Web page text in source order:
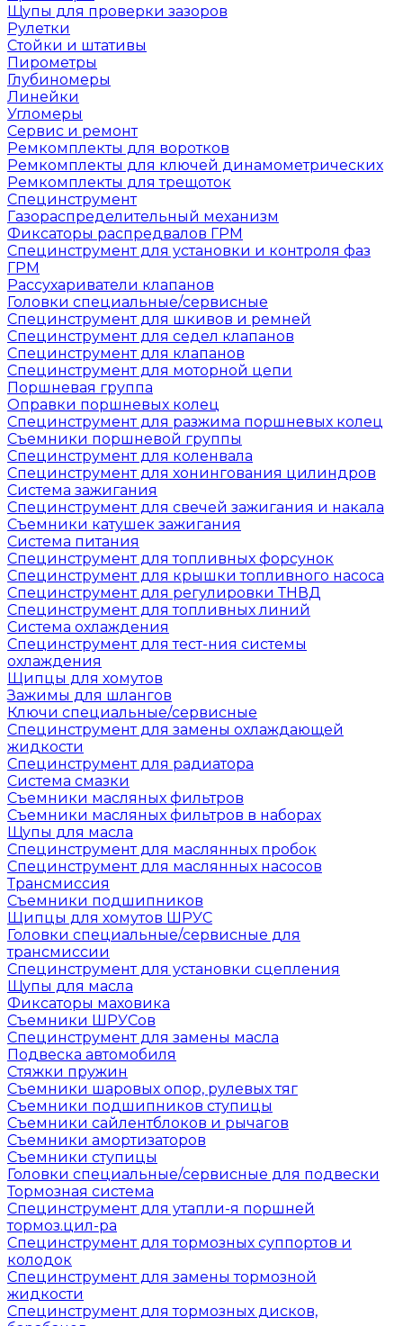
Щупы для проверки зазоров
Рулетки
Стойки и штативы
Пирометры
Глубиномеры
Линейки
Угломеры
Сервис и ремонт
Ремкомплекты для воротков
Ремкомплекты для ключей динамометрических
Ремкомплекты для трещоток
Специнструмент
Газораспределительный механизм
Фиксаторы распредвалов ГРМ
Специнструмент для установки и контроля фаз
ГРМ
Рассухариватели клапанов
Головки специальные/сервисные
Специнструмент для шкивов и ремней
Специнструмент для седел клапанов
Специнструмент для клапанов
Специнструмент для моторной цепи
Поршневая группа
Оправки поршневых колец
Специнструмент для разжима поршневых колец
Съемники поршневой группы
Специнструмент для коленвала
Специнструмент для хонингования цилиндров
Система зажигания
Специнструмент для свечей зажигания и накала
Съемники катушек зажигания
Система питания
Специнструмент для топливных форсунок
Специнструмент для крышки топливного насоса
Специнструмент для регулировки ТНВД
Специнструмент для топливных линий
Система охлаждения
Специнструмент для тест-ния системы
охлаждения
Щипцы для хомутов
Зажимы для шлангов
Ключи специальные/сервисные
Специнструмент для замены охлаждающей
жидкости
Специнструмент для радиатора
Система смазки
Съемники масляных фильтров
Съемники масляных фильтров в наборах
Щупы для масла
Специнструмент для маслянных пробок
Специнструмент для маслянных насосов
Трансмиссия
Съемники подшипников
Щипцы для хомутов ШРУС
Головки специальные/сервисные для
трансмиссии
Специнструмент для установки сцепления
Щупы для масла
Фиксаторы маховика
Съемники ШРУСов
Специнструмент для замены масла
Подвеска автомобиля
Стяжки пружин
Съемники шаровых опор, рулевых тяг
Съемники подшипников ступицы
Съемники сайлентблоков и рычагов
Съемники амортизаторов
Съемники ступицы
Головки специальные/сервисные для подвески
Тормозная система
Специнструмент для утапли-я поршней
тормоз.цил-ра
Специнструмент для тормозных суппортов и
колодок
Специнструмент для замены тормозной
жидкости
Специнструмент для тормозных дисков,